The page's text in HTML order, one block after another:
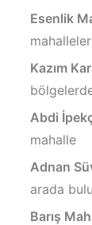
Esenlik
Kazım
Abdi
mahalle
Adnan
arada
Barış